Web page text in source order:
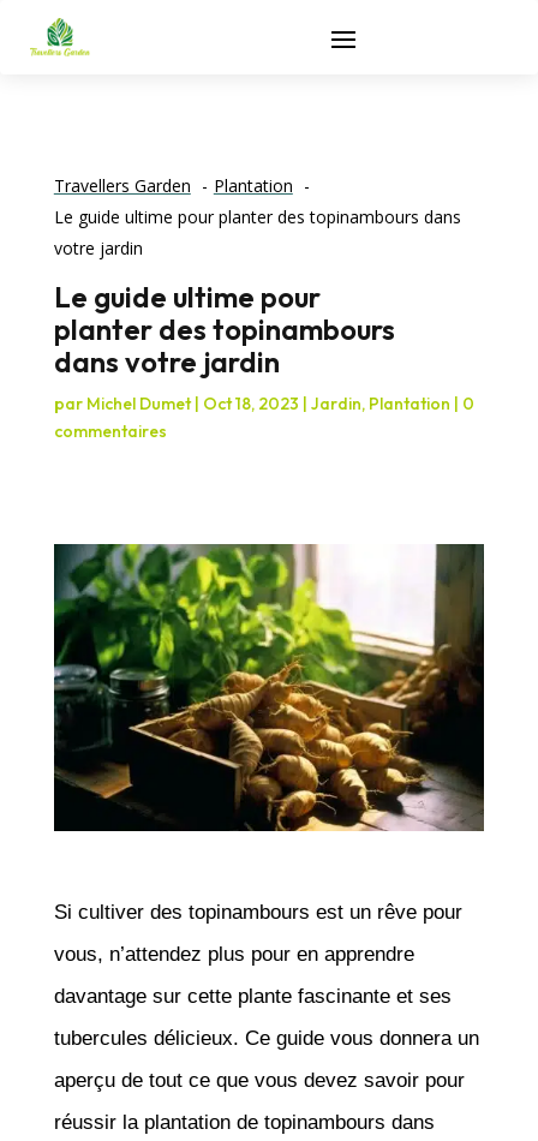
Travellers Garden
Plantation
Le guide ultime pour planter des topinambours dans
votre jardin
Le guide ultime pour
planter des topinambours
dans votre jardin
par Michel Dumet| Oct 18, 2023 | Jardin, Plantation | 0
commentaires
Si cultiver des topinambours est un rêve pour
vous, n’attendez plus pour en apprendre
davantage sur cette plante fascinante et ses
tubercules délicieux. Ce guide vous donnera un
aperçu de tout ce que vous devez savoir pour
réussir la plantation de topinambours dans